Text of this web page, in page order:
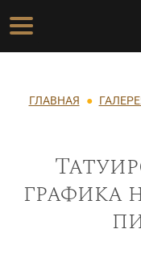
Перейти к
Основная
Строка
ГЛАВНАЯ
графика